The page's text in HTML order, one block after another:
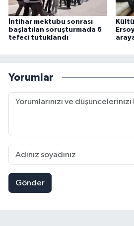
İntihar mektubu sonrası
başlatılan soruşturmada 6
tefeci tutuklandı
Yorumlar
Gönder